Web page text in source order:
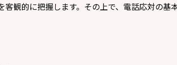
観的に把握します。その上で、電話応対の